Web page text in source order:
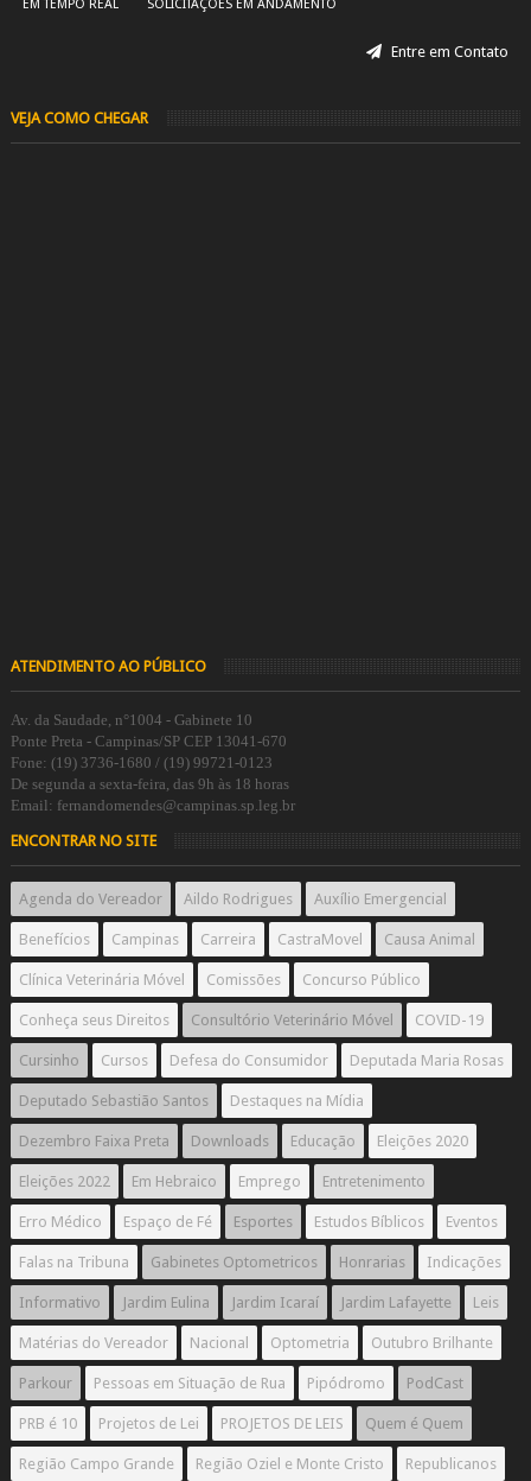
EM TEMPO REAL SOLICITAÇÕES EM ANDAMENTO
Entre em Contato
VEJA COMO CHEGAR
ATENDIMENTO AO PÚBLICO
Av. da Saudade, n°1004 - Gabinete 10
Ponte Preta - Campinas/SP CEP 13041-670
Fone: (19) 3736-1680 / (19) 99721-0123
De segunda a sexta-feira, das 9h às 18 horas
Email: fernandomendes@campinas.sp.leg.br
ENCONTRAR NO SITE
Agenda do Vereador Aildo Rodrigues Auxílio Emergencial
Benefícios Campinas Carreira CastraMovel Causa Animal
Clínica Veterinária Móvel Comissões Concurso Público
Conheça seus Direitos Consultório Veterinário Móvel COVID-19
Cursinho Cursos Defesa do Consumidor Deputada Maria Rosas
Deputado Sebastião Santos Destaques na Mídia
Dezembro Faixa Preta Downloads Educação Eleições 2020
Eleições 2022 Em Hebraico Emprego Entretenimento
Erro Médico Espaço de Fé Esportes Estudos Bíblicos Eventos
Falas na Tribuna Gabinetes Optometricos Honrarias Indicações
Informativo Jardim Eulina Jardim Icaraí Jardim Lafayette Leis
Matérias do Vereador Nacional Optometria Outubro Brilhante
Parkour Pessoas em Situação de Rua Pipódromo PodCast
PRB é 10 Projetos de Lei PROJETOS DE LEIS Quem é Quem
Região Campo Grande Região Oziel e Monte Cristo Republicanos